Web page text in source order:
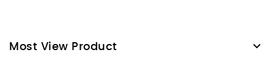
Most View Product 